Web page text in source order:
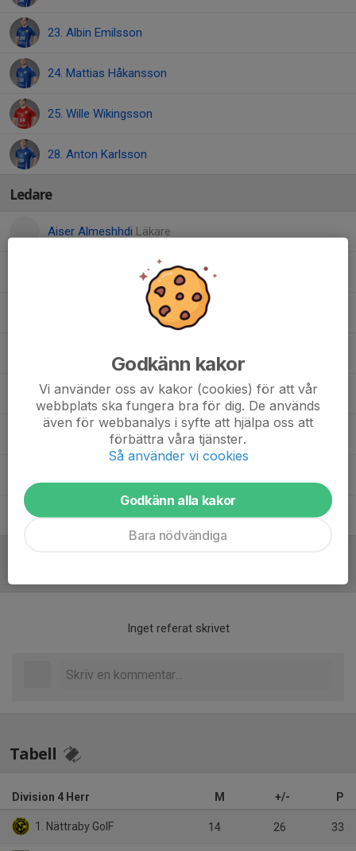
23. Albin Emilsson
24. Mattias Håkansson
25. Wille Wikingsson
28. Anton Karlsson
Ledare
Aiser Almeshhdi Läkare
Analytiker
Alexander MartinssonMaterialare
Sportchef, assisterande tränare
Hannes OlssonMaterialansvarig
Imad HassanSpelarutvecklare
Tomas LundgrenLagledare
Inget referat skrivet
Tabell
Division 4 Herr M +/- P
1. Nättraby GoIF 14 26 33
Godkänn kakor
Vi använder oss av kakor (cookies) för att vår
webbplats ska fungera bra för dig. De används
även för webbanalys i syfte att hjälpa oss att
förbättra våra tjänster.
Så använder vi cookies
Godkänn alla kakor
Bara nödvändiga